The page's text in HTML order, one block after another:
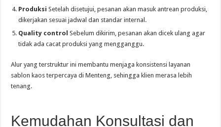
Produksi Setelah disetujui, pesanan akan masuk antrean produksi,
dikerjakan sesuai jadwal dan standar internal.
Quality control Sebelum dikirim, pesanan akan dicek ulang agar
tidak ada cacat produksi yang mengganggu.
Alur yang terstruktur ini membantu menjaga konsistensi layanan
sablon kaos terpercaya di Menteng, sehingga klien merasa lebih
tenang.
Kemudahan Konsultasi dan